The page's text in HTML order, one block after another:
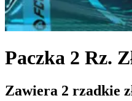
Paczka 2 Rz.
Zawiera 2 rzadkie